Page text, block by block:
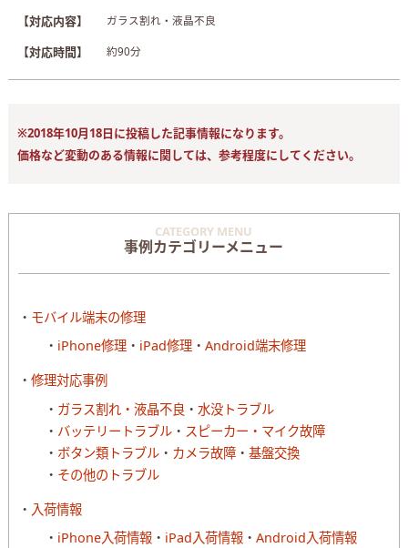
【対応内容】 ガラス割れ・液晶不良
【対応時間】 約90分
※2018年10月18日に投稿した記事情報になります。
価格など変動のある情報に関しては、参考程度にしてください。
CATEGORY MENU
事例カテゴリーメニュー
モバイル端末の修理
iPhone修理
iPad修理 Android端末修理
修理対応事例
ガラス割れ・液晶不良
水没トラブル
バッテリートラブル
スピーカー・マイク故障
ボタン類トラブル
カメラ故障
基盤交換
その他のトラブル
入荷情報
iPhone入荷情報
iPad入荷情報
Android入荷情報